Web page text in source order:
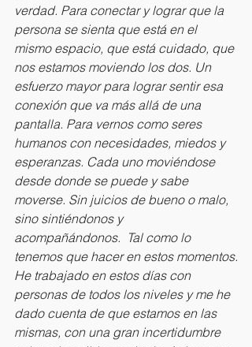
verdad. Para conectar y lograr que la
persona se sienta que está en el
mismo espacio, que está cuidado, que
nos estamos moviendo los dos. Un
esfuerzo mayor para lograr sentir esa
conexión que va más allá de una
pantalla. Para vernos como seres
humanos con necesidades, miedos y
esperanzas. Cada uno moviéndose
desde donde se puede y sabe
moverse. Sin juicios de bueno o malo,
sino sintiéndonos y
acompañándonos.  Tal como lo
tenemos que hacer en estos momentos.
He trabajado en estos días con
personas de todos los niveles y me he
dado cuenta de que estamos en las
mismas, con una gran incertidumbre